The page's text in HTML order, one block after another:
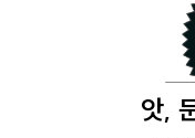
앗,